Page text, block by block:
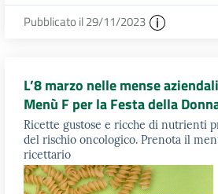
Pubblicato il 29/11/2023
L’8 marzo nelle mense
Menù F per la Festa della
Ricette gustose e ricche di nutrienti
del rischio oncologico. Prenota il
ricettario